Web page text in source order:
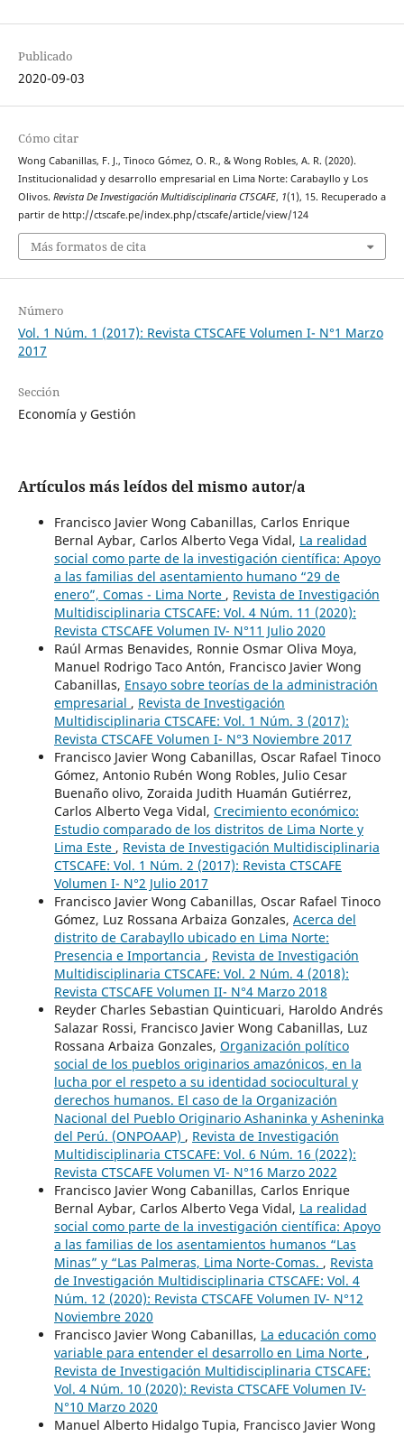
Publicado
2020-09-03
Cómo citar
Wong Cabanillas, F. J., Tinoco Gómez, O. R., & Wong Robles, A. R. (2020).
Institucionalidad y desarrollo empresarial en Lima Norte: Carabayllo y Los
Olivos. Revista De Investigación Multidisciplinaria CTSCAFE, 1(1), 15. Recuperado a
partir de http://ctscafe.pe/index.php/ctscafe/article/view/124
Más formatos de cita
Número
Vol. 1 Núm. 1 (2017): Revista CTSCAFE Volumen I- N°1 Marzo
2017
Sección
Economía y Gestión
Artículos más leídos del mismo autor/a
Francisco Javier Wong Cabanillas, Carlos Enrique
Bernal Aybar, Carlos Alberto Vega Vidal, La realidad
social como parte de la investigación científica: Apoyo
a las familias del asentamiento humano “29 de
enero”, Comas - Lima Norte , Revista de Investigación
Multidisciplinaria CTSCAFE: Vol. 4 Núm. 11 (2020):
Revista CTSCAFE Volumen IV- N°11 Julio 2020
Raúl Armas Benavides, Ronnie Osmar Oliva Moya,
Manuel Rodrigo Taco Antón, Francisco Javier Wong
Cabanillas, Ensayo sobre teorías de la administración
empresarial , Revista de Investigación
Multidisciplinaria CTSCAFE: Vol. 1 Núm. 3 (2017):
Revista CTSCAFE Volumen I- N°3 Noviembre 2017
Francisco Javier Wong Cabanillas, Oscar Rafael Tinoco
Gómez, Antonio Rubén Wong Robles, Julio Cesar
Buenaño olivo, Zoraida Judith Huamán Gutiérrez,
Carlos Alberto Vega Vidal, Crecimiento económico:
Estudio comparado de los distritos de Lima Norte y
Lima Este , Revista de Investigación Multidisciplinaria
CTSCAFE: Vol. 1 Núm. 2 (2017): Revista CTSCAFE
Volumen I- N°2 Julio 2017
Francisco Javier Wong Cabanillas, Oscar Rafael Tinoco
Gómez, Luz Rossana Arbaiza Gonzales, Acerca del
distrito de Carabayllo ubicado en Lima Norte:
Presencia e Importancia , Revista de Investigación
Multidisciplinaria CTSCAFE: Vol. 2 Núm. 4 (2018):
Revista CTSCAFE Volumen II- N°4 Marzo 2018
Reyder Charles Sebastian Quinticuari, Haroldo Andrés
Salazar Rossi, Francisco Javier Wong Cabanillas, Luz
Rossana Arbaiza Gonzales, Organización político
social de los pueblos originarios amazónicos, en la
lucha por el respeto a su identidad sociocultural y
derechos humanos. El caso de la Organización
Nacional del Pueblo Originario Ashaninka y Asheninka
del Perú. (ONPOAAP) , Revista de Investigación
Multidisciplinaria CTSCAFE: Vol. 6 Núm. 16 (2022):
Revista CTSCAFE Volumen VI- N°16 Marzo 2022
Francisco Javier Wong Cabanillas, Carlos Enrique
Bernal Aybar, Carlos Alberto Vega Vidal, La realidad
social como parte de la investigación científica: Apoyo
a las familias de los asentamientos humanos “Las
Minas” y “Las Palmeras, Lima Norte-Comas. , Revista
de Investigación Multidisciplinaria CTSCAFE: Vol. 4
Núm. 12 (2020): Revista CTSCAFE Volumen IV- N°12
Noviembre 2020
Francisco Javier Wong Cabanillas, La educación como
variable para entender el desarrollo en Lima Norte ,
Revista de Investigación Multidisciplinaria CTSCAFE:
Vol. 4 Núm. 10 (2020): Revista CTSCAFE Volumen IV-
N°10 Marzo 2020
Manuel Alberto Hidalgo Tupia, Francisco Javier Wong